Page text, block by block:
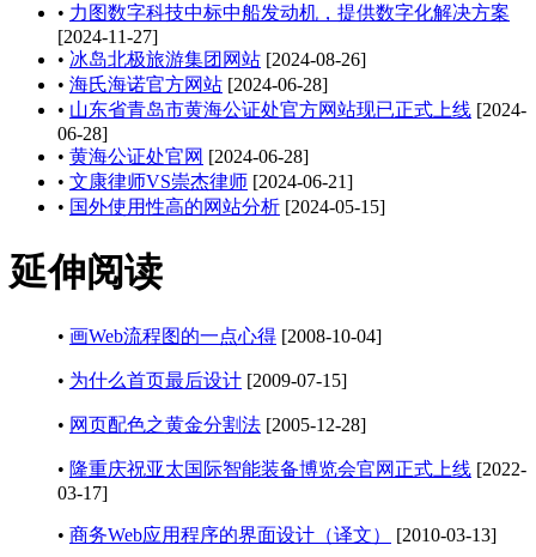
• 力图数字科技中标中船发动机，提供数字化解决方案
[2024-11-27]
• 冰岛北极旅游集团网站 [2024-08-26]
• 海氏海诺官方网站 [2024-06-28]
• 山东省青岛市黄海公证处官方网站现已正式上线 [2024-
06-28]
• 黄海公证处官网 [2024-06-28]
• 文康律师VS崇杰律师 [2024-06-21]
• 国外使用性高的网站分析 [2024-05-15]
延伸阅读
• 画Web流程图的一点心得 [2008-10-04]
• 为什么首页最后设计 [2009-07-15]
• 网页配色之黄金分割法 [2005-12-28]
• 隆重庆祝亚太国际智能装备博览会官网正式上线 [2022-
03-17]
• 商务Web应用程序的界面设计（译文） [2010-03-13]